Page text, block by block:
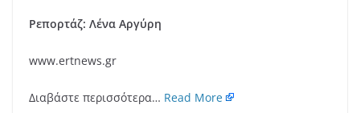
Ρεπορτάζ: Λένα Αργύρη
www.ertnews.gr
Διαβάστε περισσότερα… Read More